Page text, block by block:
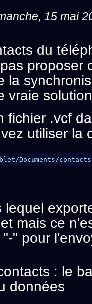
15 mai
du
proposer
la
vraie
fichier .vcf
utiliser la
Documents/contacts
lequel
mais ce
" pour
: le
données